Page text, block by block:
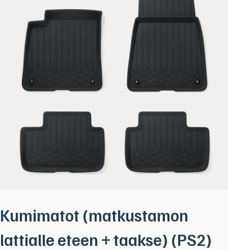
Kumimatot (matkustamon
lattialle eteen + taakse) (PS2)